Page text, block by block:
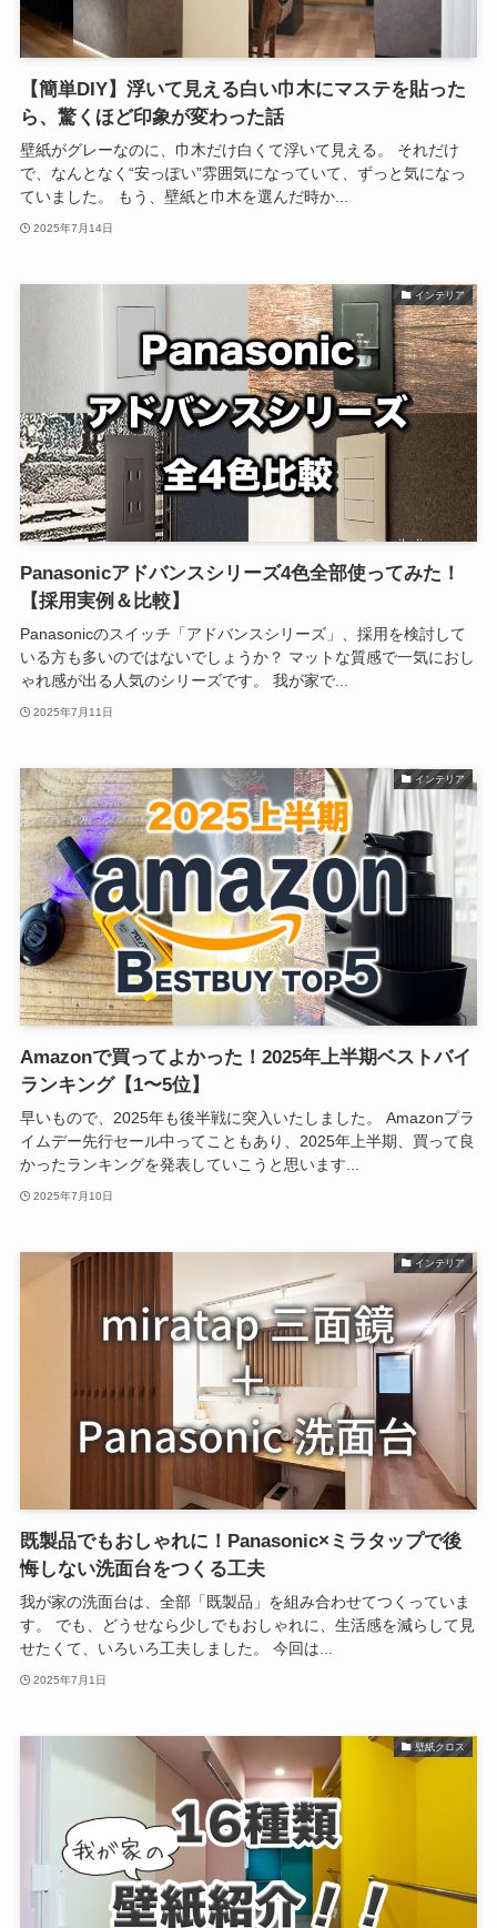
【簡単DIY】浮いて見える白い巾木にマステを貼った
ら、驚くほど印象が変わった話
壁紙がグレーなのに、巾木だけ白くて浮いて見える。 それだけ
で、なんとなく“安っぽい”雰囲気になっていて、ずっと気になっ
ていました。 もう、壁紙と巾木を選んだ時か...
2025年7月14日
インテリア
Panasonicアドバンスシリーズ4色全部使ってみた！
【採用実例＆比較】
Panasonicのスイッチ「アドバンスシリーズ」、採用を検討して
いる方も多いのではないでしょうか？ マットな質感で一気におし
ゃれ感が出る人気のシリーズです。 我が家で...
2025年7月11日
インテリア
Amazonで買ってよかった！2025年上半期ベストバイ
ランキング【1〜5位】
早いもので、2025年も後半戦に突入いたしました。 Amazonプラ
イムデー先行セール中ってこともあり、2025年上半期、買って良
かったランキングを発表していこうと思います...
2025年7月10日
インテリア
既製品でもおしゃれに！Panasonic×ミラタップで後
悔しない洗面台をつくる工夫
我が家の洗面台は、全部「既製品」を組み合わせてつくっていま
す。 でも、どうせなら少しでもおしゃれに、生活感を減らして見
せたくて、いろいろ工夫しました。 今回は...
2025年7月1日
壁紙クロス